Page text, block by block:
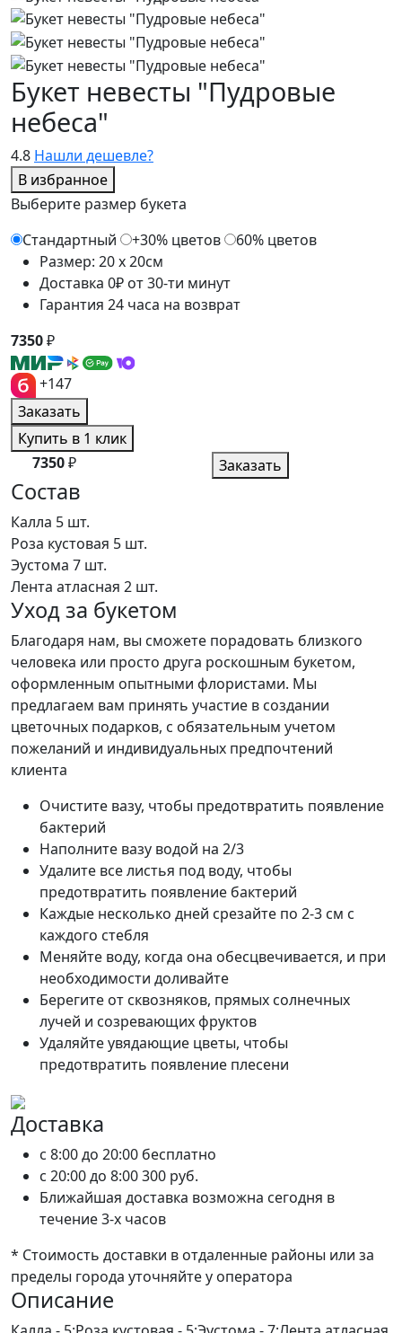
4.8 Нашли дешевле?
В избранное
Букет невесты "Пудровые
небеса"
Выберите размер букета
Стандартный
+30% цветов
60% цветов
Размер: 20 x 20см
Доставка 0₽ от 30-ти минут
Гарантия 24 часа на возврат
7350₽
+147
Заказать
Купить в 1 клик
7350₽ Заказать
Состав
Калла 5 шт.
Роза кустовая 5 шт.
Эустома 7 шт.
Лента атласная 2 шт.
Уход за букетом
Благодаря нам, вы сможете порадовать близкого
человека или просто друга роскошным букетом,
оформленным опытными флористами. Мы
предлагаем вам принять участие в создании
цветочных подарков, с обязательным учетом
пожеланий и индивидуальных предпочтений
клиента
Очистите вазу, чтобы предотвратить появление
бактерий
Наполните вазу водой на 2/3
Удалите все листья под воду, чтобы
предотвратить появление бактерий
Каждые несколько дней срезайте по 2-3 см с
каждого стебля
Меняйте воду, когда она обесцвечивается, и при
необходимости доливайте
Берегите от сквозняков, прямых солнечных
лучей и созревающих фруктов
Удаляйте увядающие цветы, чтобы
предотвратить появление плесени
Доставка
c 8:00 до 20:00 бесплатно
c 20:00 до 8:00300 руб.
Ближайшая доставка возможна сегодня в
течение 3-х часов
* Стоимость доставки в отдаленные районы или за
пределы города уточняйте у оператора
Описание